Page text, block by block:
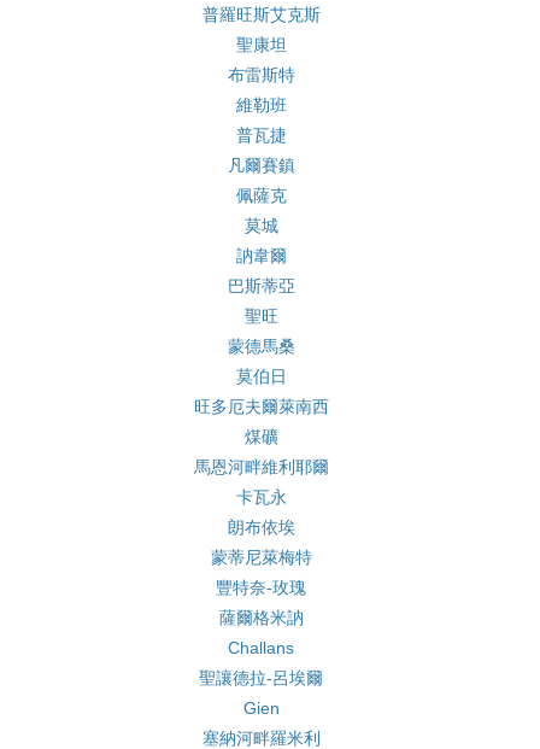
普羅旺斯艾克斯
聖康坦
布雷斯特
維勒班
普瓦捷
凡爾賽鎮
佩薩克
莫城
訥韋爾
巴斯蒂亞
聖旺
蒙德馬桑
莫伯日
旺多厄夫爾萊南西
煤礦
馬恩河畔維利耶爾
卡瓦永
朗布依埃
蒙蒂尼萊梅特
豐特奈-玫瑰
薩爾格米訥
Challans
聖讓德拉-呂埃爾
Gien
塞納河畔羅米利